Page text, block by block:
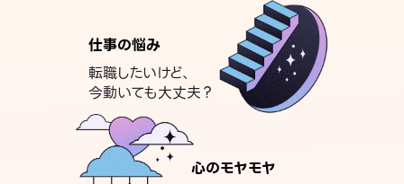
仕事の悩み
転職したいけど、
今動いても大丈夫？
心のモヤモヤ